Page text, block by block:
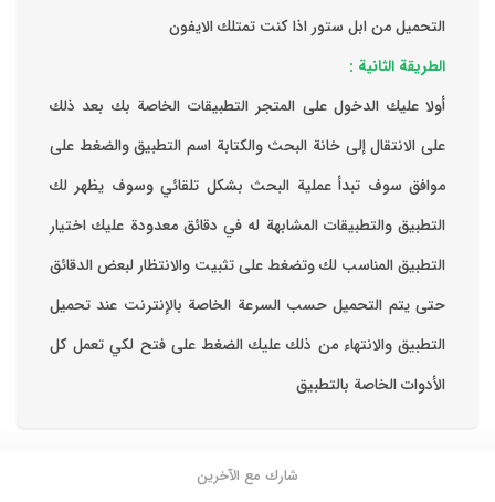
التحميل من ابل ستور اذا كنت تمتلك الايفون
الطريقة الثانية :
‏أولا عليك الدخول على المتجر التطبيقات الخاصة بك ‏بعد ذلك
على الانتقال إلى خانة البحث والكتابة اسم التطبيق والضغط على
موافق ‏سوف تبدأ عملية البحث بشكل تلقائي وسوف يظهر لك
التطبيق والتطبيقات المشابهة له في دقائق معدودة ‏عليك اختيار
التطبيق المناسب لك وتضغط على تثبيت والانتظار لبعض الدقائق
حتى يتم التحميل حسب السرعة الخاصة بالإنترنت ‏عند تحميل
التطبيق والانتهاء من ذلك عليك الضغط على فتح لكي تعمل كل
الأدوات الخاصة بالتطبيق
شارك مع الآخرين